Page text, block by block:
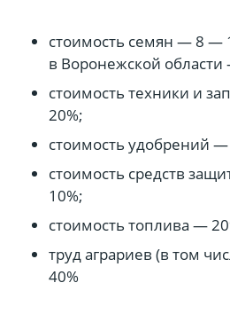
стоимость семян — 8 —
в Воронежской области
стоимость техники и
20%;
стоимость удобрений
стоимость средств
10%;
стоимость топлива —
труд аграриев (в том
40%